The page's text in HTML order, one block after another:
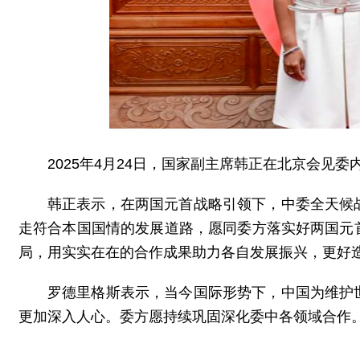
2025年4月24日，国家副主席韩正在北京会见委
韩正表示，在两国元首战略引领下，中委全天
走符合本国国情的发展道路，愿同委方落实好两国
局，用实实在在的合作成果助力各自发展振兴，更好
罗德里格斯表示，当今国际形势下，中国为维
更加深入人心。委方愿持续巩固深化委中各领域合作